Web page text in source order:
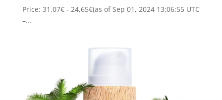
Price: 31,07€ - 24,65€(as of Sep 01, 2024 13:06:55 UTC
–...